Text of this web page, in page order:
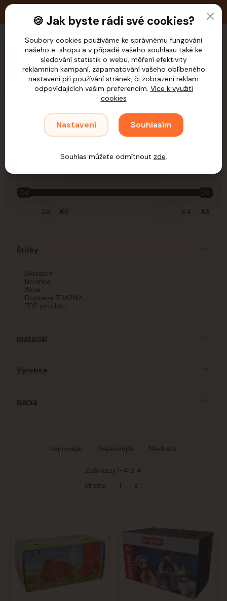
CZK
Hlodavci Cestování Boxy a přepravky Papírové krabice
Papírové krabice
Kč
Od Do
Kč
Štítky
Skladem
Novinka
Akce
Doprava ZDARMA
TOP produkt
materiál
Výrobce
barva
Nejnovější Nejlevnější Nejdražší
Zobrazuji 1-4 z 4
strana
z 1
🍪 Jak byste rádi své cookies?
Soubory cookies používáme ke správnému fungování
našeho e-shopu a v případě vašeho souhlasu také ke
sledování statistik o webu, měření efektivity
reklamních kampaní, zapamatování vašeho oblíbeného
nastavení při používání stránek, či zobrazení reklam
odpovídajících vašim preferencím. Více k využití
cookies
Nastavení Souhlasím
Souhlas můžete odmítnout zde.